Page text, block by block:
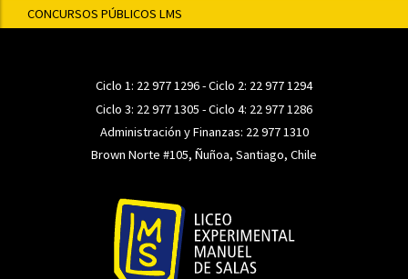
CONCURSOS PÚBLICOS LMS
Ciclo 1: 22 977 1296- Ciclo 2: 22 977 1294
Ciclo 3: 22 977 1305 - Ciclo 4: 22 977 1286
Administración y Finanzas: 22 977 1310
Brown Norte #105, Ñuñoa, Santiago, Chile